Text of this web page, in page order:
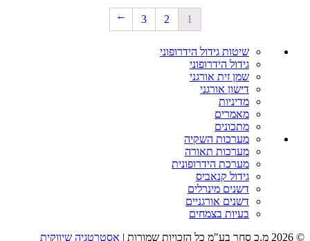
1
2
3
→
שיטות גידול הידרופוני
גידול הידרופוני
שמן זית אורגני
דישון אורגני
מדיניות
מאמרים
מתכונים
מערכות השקיה
מערכות תאורה
מערכת הידרופונית
גידול קנאביס
דשנים מינרלים
דשנים אורגניים
בעיות בצמחים
© 2026 מ.כ סחר בע"מ כל הזכויות שמורות |
אסטרטגיה שיווקית